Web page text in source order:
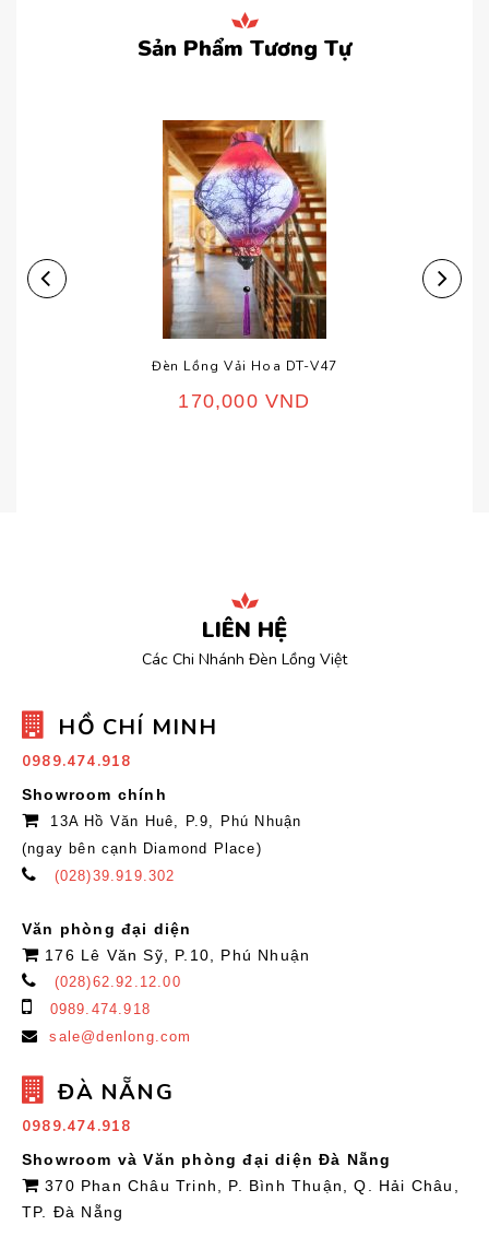
5 sao
Sản Phẩm Tương Tự
Đèn Lồng Vải Hoa DT-V47
170,000 VND
LIÊN HỆ
Các Chi Nhánh Đèn Lồng Việt
HỒ CHÍ MINH
0989.474.918
Showroom chính
13A Hồ Văn Huê, P.9, Phú Nhuận
(ngay bên cạnh Diamond Place)
(028)39.919.302
Văn phòng đại diện
176 Lê Văn Sỹ, P.10, Phú Nhuận
(028)62.92.12.00
0989.474.918
sale@denlong.com
ĐÀ NẴNG
0989.474.918
Showroom và Văn phòng đại diện Đà Nẵng
370 Phan Châu Trinh, P. Bình Thuận, Q. Hải Châu,
TP. Đà Nẵng